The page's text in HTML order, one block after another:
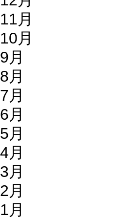
11月
10月
9月
8月
7月
6月
5月
4月
3月
2月
1月